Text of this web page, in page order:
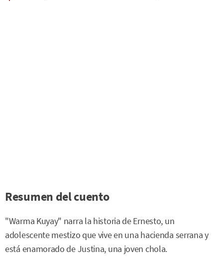
Resumen del cuento
"Warma Kuyay" narra la historia de Ernesto, un
adolescente mestizo que vive en una hacienda serrana y
está enamorado de Justina, una joven chola.